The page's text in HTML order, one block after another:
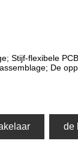
Stijf-flexibele
De
de